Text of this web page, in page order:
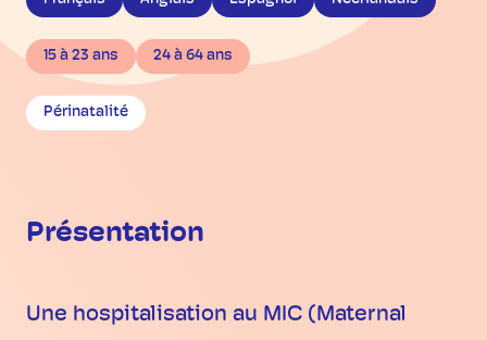
15 à 23 ans 24 à 64 ans
Périnatalité
Présentation
Une hospitalisation au MIC (Maternal